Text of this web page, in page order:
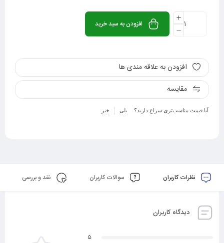
افزودن به سبد خرید
افزودن به علاقه مندی ها
مقایسه
آیا قیمت مناسب‌تری سراغ دارید؟ بلی خیر
نظرات کاربران سوالات کاربران نقد و بررسی
دیدگاه کاربران
5